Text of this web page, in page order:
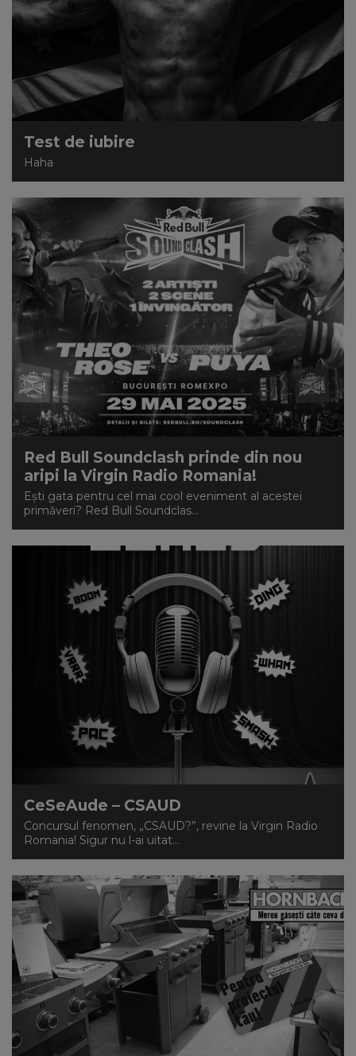
Test de iubire
Haha
Red Bull Soundclash prinde din nou
aripi la Virgin Radio Romania!
Ești gata pentru cel mai cool eveniment al acestei
primăveri? Red Bull Soundclas...
CeSeAude – CSAUD
Concursul fenomen, „CSAUD?”, revine la Virgin Radio
Romania! Sigur nu l-ai uitat...